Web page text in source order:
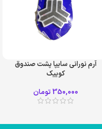
آرم نورانی سایپا پشت صندوق
کوییک
350,000تومان